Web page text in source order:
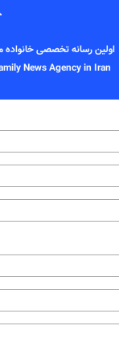
اولین رسانه تخصصی خانواده
News Agency in Iran